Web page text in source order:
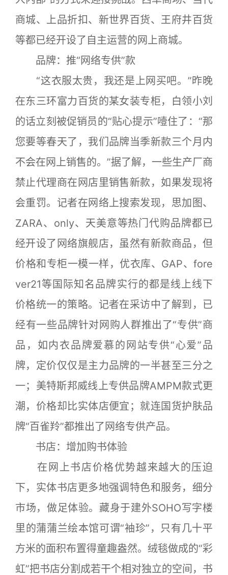
商城、上品折扣、新世界百货、王府井百货
等都已经开设了自主运营的网上商城。
品牌：推“网络专供”款
“这衣服太贵，我还是上网买吧。”昨晚
在东三环富力百货的某女装专柜，白领小刘
的话立刻被促销员的“贴心提示”噎住了：“那
您要等春天了，我们品牌当季新款三个月内
不会在网上销售的。”据了解，一些生产厂商
禁止代理商在网店里销售新款，如果发现将
会重罚。记者在网络上搜索发现，思加图、
ZARA、only、天美意等热门代购品牌都已
经开设了网络旗舰店，虽然有新款商品，但
价格和专柜一模一样，优衣库、GAP、fore
ver21等国际知名品牌实行的都是线上线下
价格统一的策略。记者在采访中了解到，已
经有一些品牌针对网购人群推出了“专供”商
品，如内衣品牌爱慕的网站专供“心爱”品
牌，定价仅仅是主力品牌的一半甚至三分之
一；美特斯邦威线上专供品牌AMPM款式更
潮，价格却比实体店便宜；就连国货护肤品
牌“百雀羚”都推出了网络专供产品。
书店：增加购书体验
在网上书店价格优势越来越大的压迫
下，实体书店更多地强调特色和服务，细分
市场，做足体验。藏身于建外SOHO写字楼
里的蒲蒲兰绘本馆可谓“袖珍”，只有几十平
方米的面积布置得童趣盎然。绒毯做成的“彩
虹”把书店分割成若干个相对独立的空间，书